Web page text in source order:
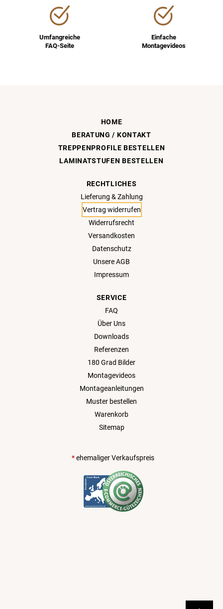
Umfangreiche
FAQ-Seite
Einfache
Montagevideos
HOME
BERATUNG / KONTAKT
TREPPENPROFILE BESTELLEN
LAMINATSTUFEN BESTELLEN
RECHTLICHES
Lieferung & Zahlung
Vertrag widerrufen
Widerrufsrecht
Versandkosten
Datenschutz
Unsere AGB
Impressum
SERVICE
FAQ
Über Uns
Downloads
Referenzen
180 Grad Bilder
Montagevideos
Montageanleitungen
Muster bestellen
Warenkorb
Sitemap
*ehemaliger Verkaufspreis